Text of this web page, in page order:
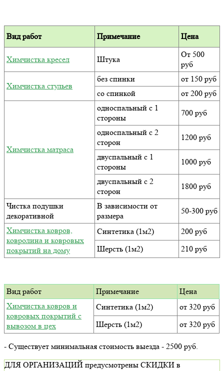
Вид работ Примечание Цена
Химчистка кресел Штука
От 500
руб
Химчистка стульев
без спинки
от 150 руб
со спинкой
от 200 руб
Химчистка матраса
односпальный с 1
стороны
700 руб
односпальный с 2
сторон
1200 руб
двуспальный с 1
стороны
1000 руб
двуспальный с 2
сторон
1800 руб
Чистка подушки
декоративной
В зависимости от
размера
50-300 руб
Химчистка ковров,
ковролина и ковровых
покрытий на дому
Синтетика (1м2)
200 руб
Шерсть (1м2)
210 руб
Вид работ Примечание
Цена
Химчистка ковров и
ковровых покрытий с
вывозом в цех
Синтетика (1м2)
от 320 руб
Шерсть (1м2)
от 320 руб
- Существует минимальная стоимость выезда - 2500 руб.
ДЛЯ ОРГАНИЗАЦИЙ предусмотрены СКИДКИ в